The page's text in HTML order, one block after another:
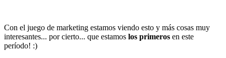
Con el juego de marketing estamos viendo esto y más cosas muy
interesantes... por cierto... que estamos los primeros en este
período! :)